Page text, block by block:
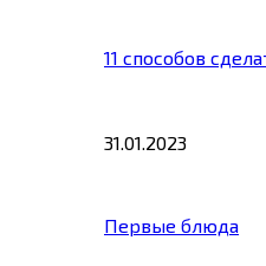
11 способов
31.01.2023
Первые блюда